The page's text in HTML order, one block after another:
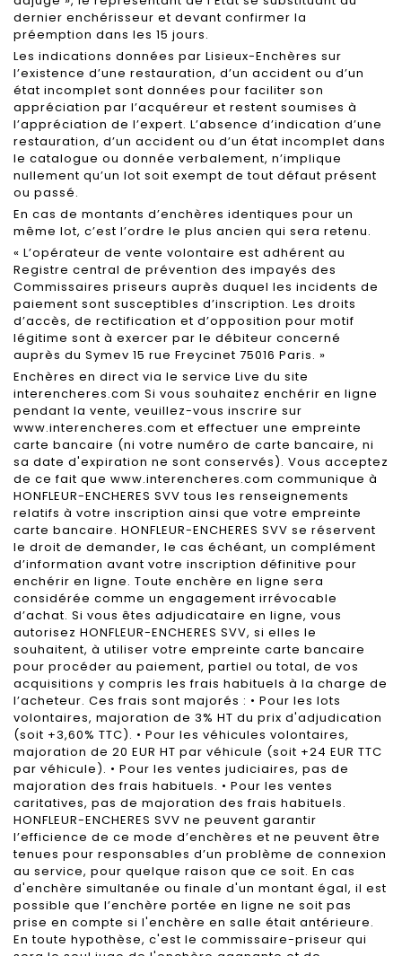
dernier enchérisseur et devant confirmer la
préemption dans les 15 jours.
Les indications données par Lisieux-Enchères sur
l’existence d’une restauration, d’un accident ou d’un
état incomplet sont données pour faciliter son
appréciation par l’acquéreur et restent soumises à
l’appréciation de l’expert. L’absence d’indication d’une
restauration, d’un accident ou d’un état incomplet dans
le catalogue ou donnée verbalement, n’implique
nullement qu’un lot soit exempt de tout défaut présent
ou passé.
En cas de montants d’enchères identiques pour un
même lot, c’est l’ordre le plus ancien qui sera retenu.
« L’opérateur de vente volontaire est adhérent au
Registre central de prévention des impayés des
Commissaires priseurs auprès duquel les incidents de
paiement sont susceptibles d’inscription. Les droits
d’accès, de rectification et d’opposition pour motif
légitime sont à exercer par le débiteur concerné
auprès du Symev 15 rue Freycinet 75016 Paris. »
Enchères en direct via le service Live du site
interencheres.com Si vous souhaitez enchérir en ligne
pendant la vente, veuillez-vous inscrire sur
www.interencheres.com et effectuer une empreinte
carte bancaire (ni votre numéro de carte bancaire, ni
sa date d'expiration ne sont conservés). Vous acceptez
de ce fait que www.interencheres.com communique à
HONFLEUR-ENCHERES SVV tous les renseignements
relatifs à votre inscription ainsi que votre empreinte
carte bancaire. HONFLEUR-ENCHERES SVV se réservent
le droit de demander, le cas échéant, un complément
d’information avant votre inscription définitive pour
enchérir en ligne. Toute enchère en ligne sera
considérée comme un engagement irrévocable
d’achat. Si vous êtes adjudicataire en ligne, vous
autorisez HONFLEUR-ENCHERES SVV, si elles le
souhaitent, à utiliser votre empreinte carte bancaire
pour procéder au paiement, partiel ou total, de vos
acquisitions y compris les frais habituels à la charge de
l’acheteur. Ces frais sont majorés : • Pour les lots
volontaires, majoration de 3% HT du prix d'adjudication
(soit +3,60% TTC). • Pour les véhicules volontaires,
majoration de 20 EUR HT par véhicule (soit +24 EUR TTC
par véhicule). • Pour les ventes judiciaires, pas de
majoration des frais habituels. • Pour les ventes
caritatives, pas de majoration des frais habituels.
HONFLEUR-ENCHERES SVV ne peuvent garantir
l’efficience de ce mode d’enchères et ne peuvent être
tenues pour responsables d’un problème de connexion
au service, pour quelque raison que ce soit. En cas
d'enchère simultanée ou finale d'un montant égal, il est
possible que l’enchère portée en ligne ne soit pas
prise en compte si l'enchère en salle était antérieure.
En toute hypothèse, c'est le commissaire-priseur qui